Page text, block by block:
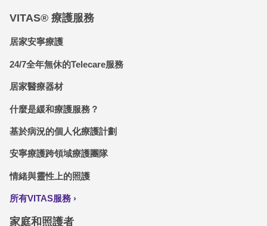
VITAS® 療護服務
居家安寧療護
24/7全年無休的Telecare服務
居家醫療器材
什麼是緩和療護服務？
基於病況的個人化療護計劃
安寧療護跨領域療護團隊
情緒與靈性上的照護
所有VITAS服務
家庭和照護者